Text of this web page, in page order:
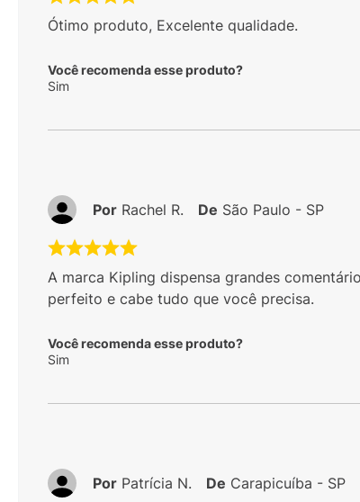
Ótimo produto, Excelente qualidade.
Você recomenda esse produto?
Sim
A marca Kipling dispensa grandes
perfeito e cabe tudo que você precisa.
Você recomenda esse produto?
Sim
Por Rachel R. De São Paulo - SP
Por Patrícia N. De Carapicuíba - SP